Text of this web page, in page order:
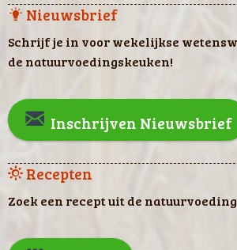
Nieuwsbrief
Schrijf je in voor wekelijkse
de natuurvoedingskeuken!
Inschrijven Nieuwsbrief
Recepten
Zoek een recept uit de